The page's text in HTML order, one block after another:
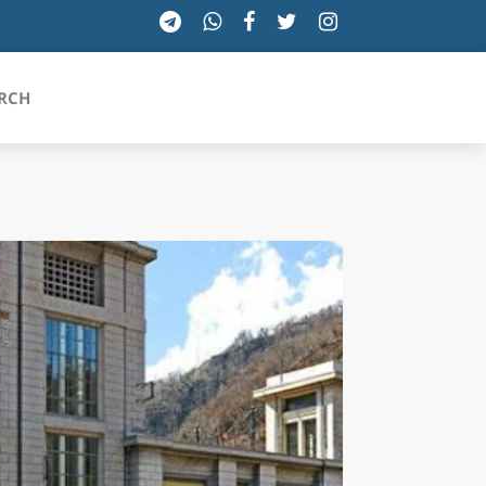
TOSCANA
TRENTINO-ALTO ADIGE
UMBRIA
VALLE D'AOSTA
VENETO